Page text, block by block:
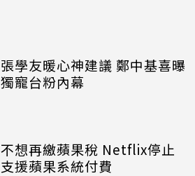
張學友暖心神建議 鄭中基喜曝
獨寵台粉內幕
不想再繳蘋果稅 Netflix停止
支援蘋果系統付費